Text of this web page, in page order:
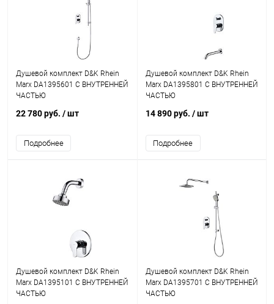
Душевой комплект D&K Rhein
Marx DA1395601 С ВНУТРЕННЕЙ
ЧАСТЬЮ
22 780 руб. / шт
Подробнее
Душевой комплект D&K Rhein
Marx DA1395801 С ВНУТРЕННЕЙ
ЧАСТЬЮ
14 890 руб. / шт
Подробнее
Душевой комплект D&K Rhein
Marx DA1395101 С ВНУТРЕННЕЙ
ЧАСТЬЮ
Душевой комплект D&K Rhein
Marx DA1395701 С ВНУТРЕННЕЙ
ЧАСТЬЮ